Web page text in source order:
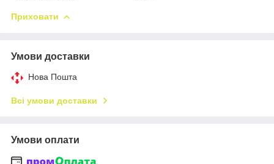
Приховати
Умови доставки
Нова Пошта
Всі умови доставки
Умови оплати